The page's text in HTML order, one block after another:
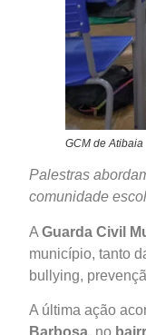
GCM de Atibaia
Palestras
comunidade
A Guarda Civil
município, tanto
bullying,
A última ação